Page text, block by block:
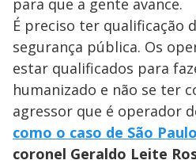
É preciso ter qualificação
segurança pública. Os
estar qualificados para
humanizado e não se ter
agressor que é operador
como o caso de São Paulo
coronel Geraldo Leite